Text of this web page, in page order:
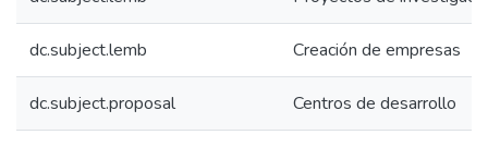
dc.subject.lemb Creación de empresas
dc.subject.proposal Centros de desarrollo